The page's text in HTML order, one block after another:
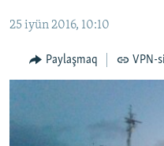
qaytmaq
qaytmaq
CEMİYET
MEDENİYET
25 iyün 2016, 10:10
Paylaşmaq VPN-